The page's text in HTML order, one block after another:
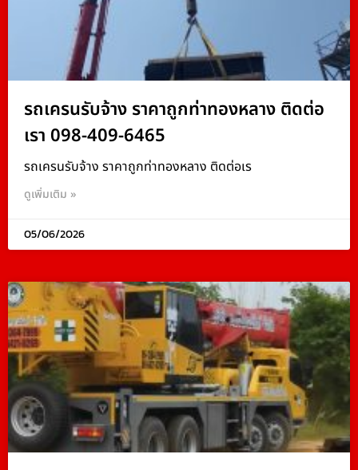
รถเครนรับจ้าง ราคาถูกท่าทองหลาง ติดต่อ
เรา 098-409-6465
รถเครนรับจ้าง ราคาถูกท่าทองหลาง ติดต่อเร
ดูเพิ่มเติม »
05/06/2026